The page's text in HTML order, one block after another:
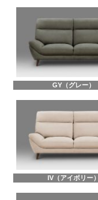
GY（グレー）
IV（アイボリー）